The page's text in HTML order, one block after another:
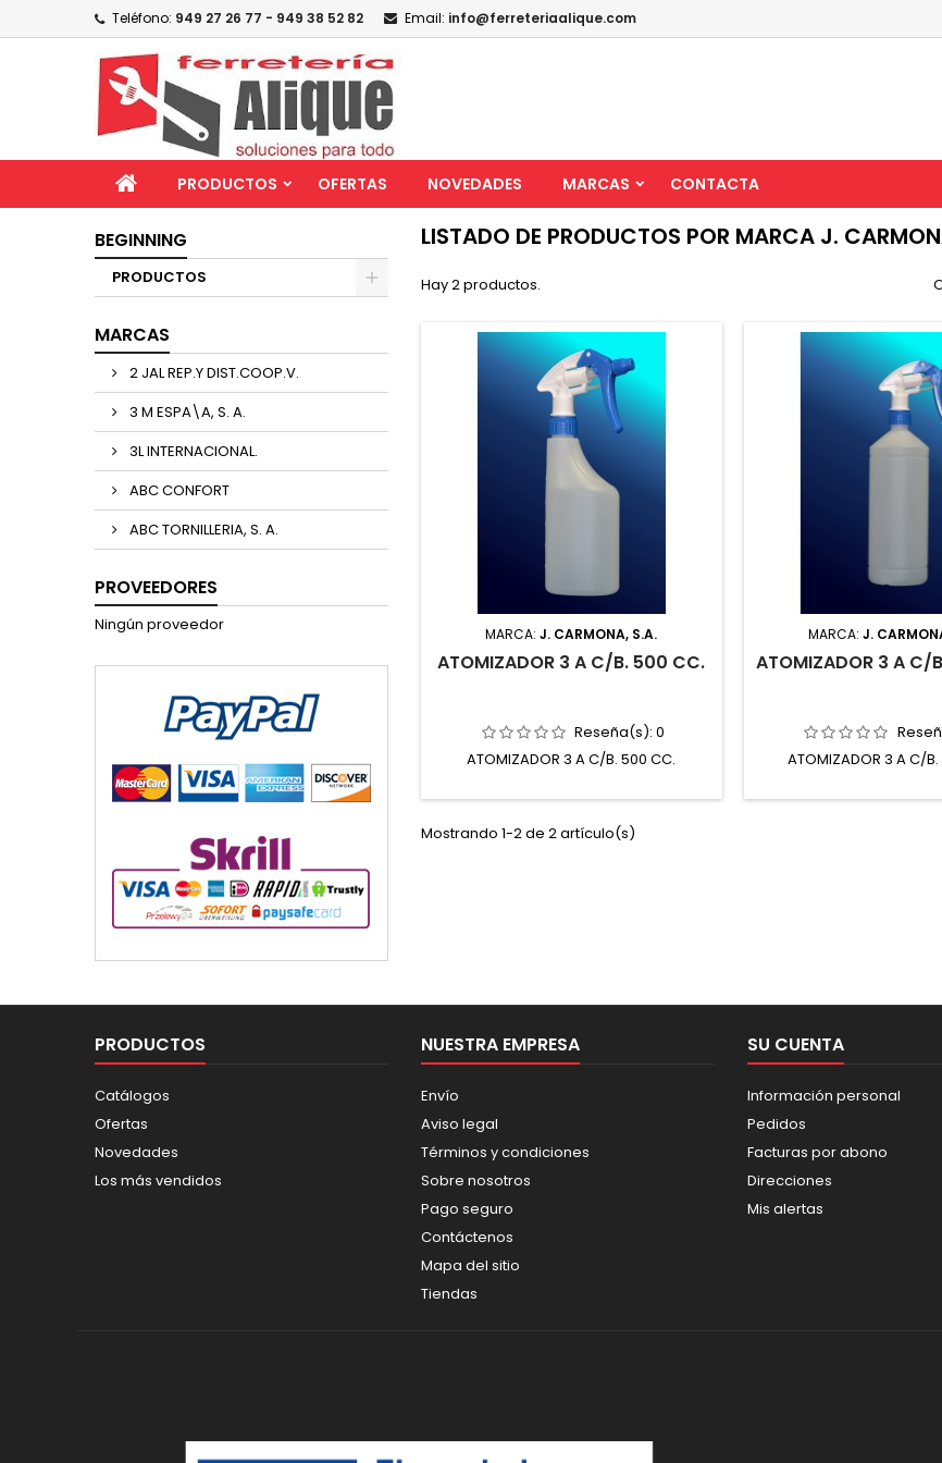
Teléfono: 949 27 26 77 - 949 38 52 82 Email: info@ferreteriaalique.com
PRODUCTOS OFERTAS NOVEDADES MARCAS CONTACTA
BEGINNING
PRODUCTOS
MARCAS
2 JAL REP.Y DIST.COOP.V.
3 M ESPA\A, S. A.
3L INTERNACIONAL.
ABC CONFORT
ABC TORNILLERIA, S. A.
PROVEEDORES
Ningún proveedor
LISTADO DE PRODUCTOS POR MARCA J.
Hay 2 productos.
MARCA:J. CARMONA, S.A.
ATOMIZADOR 3 A C/B. 500 CC.
Reseña(s):0
ATOMIZADOR 3 A C/B. 500 CC.
MARCA: J.
ATOMIZADOR 3 A C/
ATOMIZADOR 3 A C/B.
Mostrando 1-2 de 2 artículo(s)
PRODUCTOS
Catálogos
Ofertas
Novedades
Los más vendidos
NUESTRA EMPRESA
Envío
Aviso legal
Términos y condiciones
Sobre nosotros
Pago seguro
Contáctenos
Mapa del sitio
Tiendas
SU CUENTA
Información personal
Pedidos
Facturas por abono
Direcciones
Mis alertas